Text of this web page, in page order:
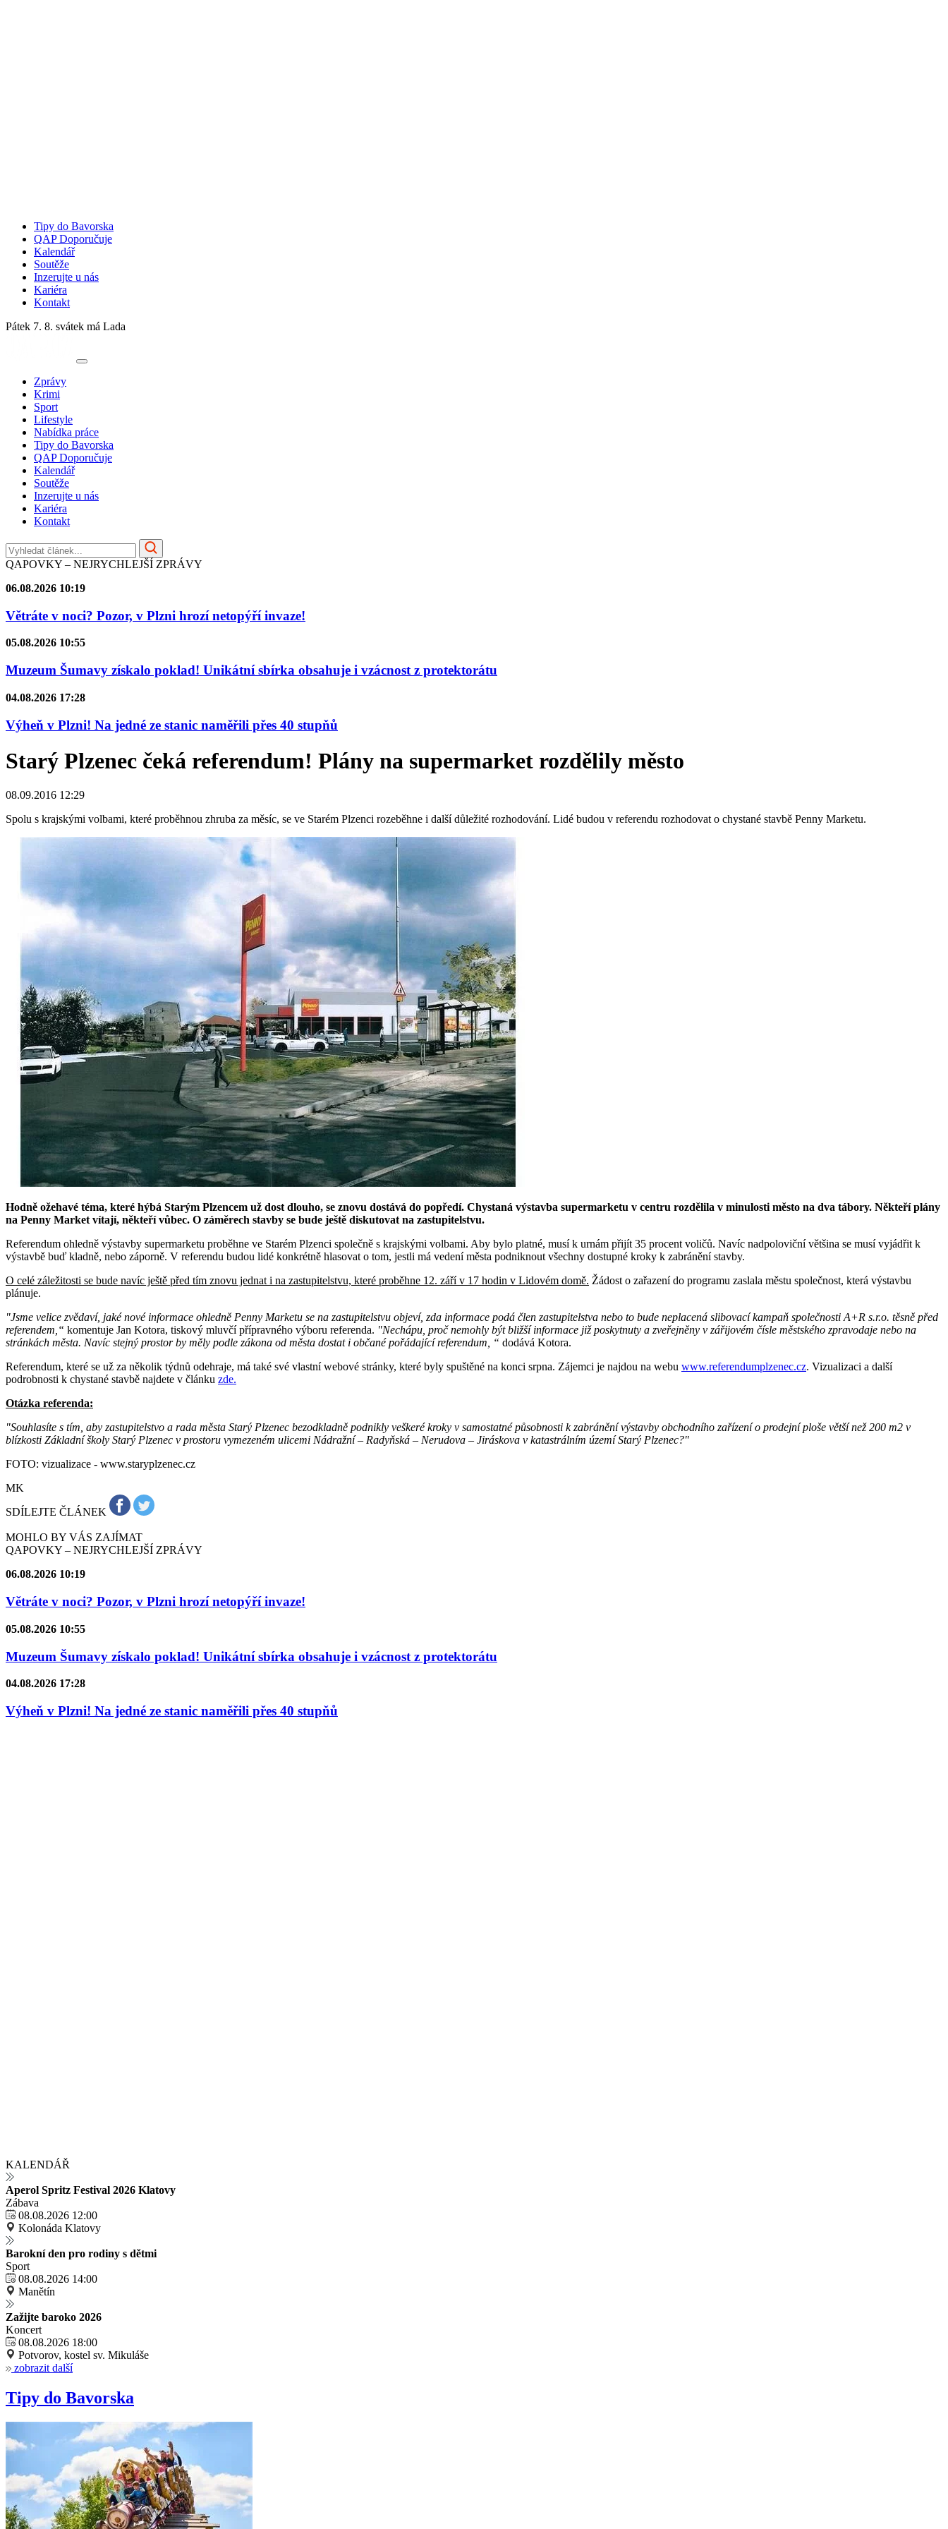
Tipy do Bavorska
QAP Doporučuje
Kalendář
Soutěže
Inzerujte u nás
Kariéra
Kontakt
Pátek 7. 8. svátek má Lada
Zprávy
Krimi
Sport
Lifestyle
Nabídka práce
Tipy do Bavorska
QAP Doporučuje
Kalendář
Soutěže
Inzerujte u nás
Kariéra
Kontakt
QAPOVKY – NEJRYCHLEJŠÍ ZPRÁVY
06.08.2026 10:19
Větráte v noci? Pozor, v Plzni hrozí netopýří invaze!
05.08.2026 10:55
Muzeum Šumavy získalo poklad! Unikátní sbírka obsahuje i vzácnost z protektorátu
04.08.2026 17:28
Výheň v Plzni! Na jedné ze stanic naměřili přes 40 stupňů
Starý Plzenec čeká referendum! Plány na supermarket rozdělily město
08.09.2016 12:29
Spolu s krajskými volbami, které proběhnou zhruba za měsíc, se ve Starém Plzenci rozeběhne i další důležité rozhodování. Lidé budou v referendu rozhodovat o chystané stavbě Penny Marketu.
Hodně ožehavé téma, které hýbá Starým Plzencem už dost dlouho, se znovu dostává do popředí. Chystaná výstavba supermarketu v centru rozdělila v minulosti město na dva tábory. Někteří plány
na Penny Market vítají, někteří vůbec. O záměrech stavby se bude ještě diskutovat na zastupitelstvu.
Referendum ohledně výstavby supermarketu proběhne ve Starém Plzenci společně s krajskými volbami. Aby bylo platné, musí k urnám přijít 35 procent voličů. Navíc nadpoloviční většina se musí vyjádřit k
výstavbě buď kladně, nebo záporně. V referendu budou lidé konkrétně hlasovat o tom, jestli má vedení města podniknout všechny dostupné kroky k zabránění stavby.
O celé záležitosti se bude navíc ještě před tím znovu jednat i na zastupitelstvu, které proběhne 12. září v 17 hodin v Lidovém domě. Žádost o zařazení do programu zaslala městu společnost, která výstavbu
plánuje.
"Jsme velice zvědaví, jaké nové informace ohledně Penny Marketu se na zastupitelstvu objeví, zda informace podá člen zastupitelstva nebo to bude neplacená slibovací kampaň společnosti A+R s.r.o. těsně před
referendem,“ komentuje Jan Kotora, tiskový mluvčí přípravného výboru referenda. "Nechápu, proč nemohly být bližší informace již poskytnuty a zveřejněny v zářijovém čísle městského zpravodaje nebo na
stránkách města. Navíc stejný prostor by měly podle zákona od města dostat i občané pořádající referendum, “ dodává Kotora.
Referendum, které se už za několik týdnů odehraje, má také své vlastní webové stránky, které byly spuštěné na konci srpna. Zájemci je najdou na webu www.referendumplzenec.cz. Vizualizaci a další
podrobnosti k chystané stavbě najdete v článku zde.
Otázka referenda:
"Souhlasíte s tím, aby zastupitelstvo a rada města Starý Plzenec bezodkladně podnikly veškeré kroky v samostatné působnosti k zabránění výstavby obchodního zařízení o prodejní ploše větší než 200 m2 v
blízkosti Základní školy Starý Plzenec v prostoru vymezeném ulicemi Nádražní – Radyňská – Nerudova – Jiráskova v katastrálním území Starý Plzenec?"
FOTO: vizualizace - www.staryplzenec.cz
MK
SDÍLEJTE ČLÁNEK
MOHLO BY VÁS ZAJÍMAT
QAPOVKY – NEJRYCHLEJŠÍ ZPRÁVY
06.08.2026 10:19
Větráte v noci? Pozor, v Plzni hrozí netopýří invaze!
05.08.2026 10:55
Muzeum Šumavy získalo poklad! Unikátní sbírka obsahuje i vzácnost z protektorátu
04.08.2026 17:28
Výheň v Plzni! Na jedné ze stanic naměřili přes 40 stupňů
KALENDÁŘ
Aperol Spritz Festival 2026 Klatovy
Zábava
08.08.2026 12:00
Kolonáda Klatovy
Barokní den pro rodiny s dětmi
Sport
08.08.2026 14:00
Manětín
Zažijte baroko 2026
Koncert
08.08.2026 18:00
Potvorov, kostel sv. Mikuláše
zobrazit další
Tipy do Bavorska